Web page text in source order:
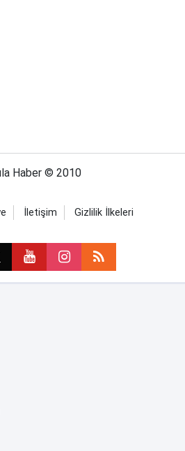
Haber © 2010
İletişim Gizlilik İlkeleri